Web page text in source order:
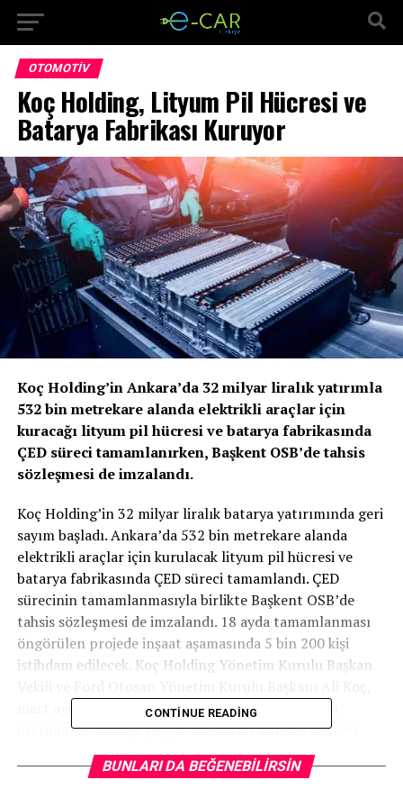
OTOMOTIV
Koç Holding, Lityum Pil Hücresi ve
Batarya Fabrikası Kuruyor
Koç Holding’in Ankara’da 32 milyar liralık yatırımla
532 bin metrekare alanda elektrikli araçlar için
kuracağı lityum pil hücresi ve batarya fabrikasında
ÇED süreci tamamlanırken, Başkent OSB’de tahsis
sözleşmesi de imzalandı.
Koç Holding’in 32 milyar liralık batarya yatırımında geri
sayım başladı. Ankara’da 532 bin metrekare alanda
elektrikli araçlar için kurulacak lityum pil hücresi ve
batarya fabrikasında ÇED süreci tamamlandı. ÇED
sürecinin tamamlanmasıyla birlikte Başkent OSB’de
tahsis sözleşmesi de imzalandı. 18 ayda tamamlanması
öngörülen projede inşaat aşamasında 5 bin 200 kişi
istihdam edilecek. Koç Holding Yönetim Kurulu Başkan
mart ayında yaptığı açıklamada, projenin batarya
üretiminde Türkiye’ye çok önemli bir küresel rekabet
avantajı sağlayacak yatırımın ilk adımı olarak tarihe
geçeceğini bildirmişti. Yatırıma ilişkin ilk haberi DÜNYA,
CONTINUE READING
BUNLARI DA BEĞENEBILIRSIN